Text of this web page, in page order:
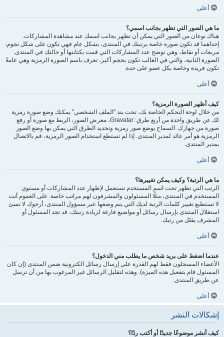
أعلى
ما هي الصور التي تظهر بجانب اسمي؟
هناك نوعان من الصور التي يمكن أن تظهر بجانب اسمك عند مشاهدة المشاركات.
إحداهما قد تكون صورة خاصة برتبتك في المنتدى، بشكل عام فهي تكون على شكل نجوم،
مربعات أو نقاط، وهي توضح عدد المشاركات التي قمت بكتابتها أو حالتك في المنتدى.
الصورة الثانية، والتي في الغالب تكون بحجم أكبر، تعرف باسم الصورة الرمزية وهي عامةً
تكون فريدة وخاصة بكل عضو على حدة.
أعلى
كيف أظهر الصورة الرمزية؟
من خلال لوحة التحكم الخاصة بك، تحت بند "الملف الشخصي" يمكنك وضع صورة رمزية
لك عن طريق واحدة من أربع طرق: Gravatar، معرض الصور، الربط مع صورة أو رفع
صورة من جهازك. السماح بوضع صور رمزية وتحديد الطرق التي يمكن بها وضع الصور
الرمزية هو أمر عائد لمدير المنتدى. إذا لم تستطع استخدام الصور الرمزية، قم بالاتصال
بمدير المنتدى.
أعلى
ما هي الرتبة؟ وكيف يمكن تغييرها؟
الرتب التي تظهر تحت اسم المستخدم تستعمل لإظهار عدد المشاركات أو مستوى
المستخدم في المنتدى، مثلًا المسئولون والمشرفون لهم مراتب خاصة. على العموم أنت
لا تستطيع تغيير كلمات الرتبة لديك التي يتم وضعها عبر مسؤول المنتدى، أرجوك لا تسئ
استغلال المنتدى بإرسال رسائل أو مواضيع فارغة لزيادة رتبتك، قد تجد المسئول أو
المشرف يقلل من رتبك.
أعلى
عندما اضغط على بريد شخص ما يطلب مني الدخول؟
الأعضاء المسجلون فقط لهم القدرة على إرسال رسائل الكترونية ضمن المنتدى (إن كان
المسئول قام بتفعيل هذه الميزة). وهذه لتقليل الرسائل غير المرغوب بها من أن ترسل
عن طريق المنتدى.
أعلى
إشكالات النشر
كيف أنشر موضوعًا جديدًا أو أكتب ردًا؟